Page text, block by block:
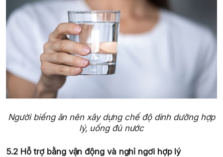
Người biếng ăn nên xây dựng chế độ dinh dưỡng hợp
lý, uống đủ nước
5.2 Hỗ trợ bằng vận động và nghỉ ngơi hợp lý